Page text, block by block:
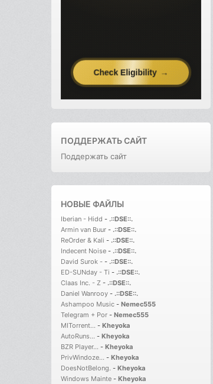
ПОДДЕРЖАТЬ САЙТ
Поддержать сайт
НОВЫЕ ФАЙЛЫ
Iberian - Hidd - .::DSE::.
Armin van Buur - .::DSE::.
ReOrder & Kali - .::DSE::.
Indecent Noise - .::DSE::.
David Surok - - .::DSE::.
ED-SUNday - Ti - .::DSE::.
Claas Inc. - Z - .::DSE::.
Daniel Wanrooy - .::DSE::.
Ashampoo Music - Nemec555
Telegram + Por - Nemec555
MITorrent... - Kheyoka
AutoRuns... - Kheyoka
BZR Player... - Kheyoka
PrivWindoze... - Kheyoka
DoesNotBelong. - Kheyoka
Windows Mainte - Kheyoka